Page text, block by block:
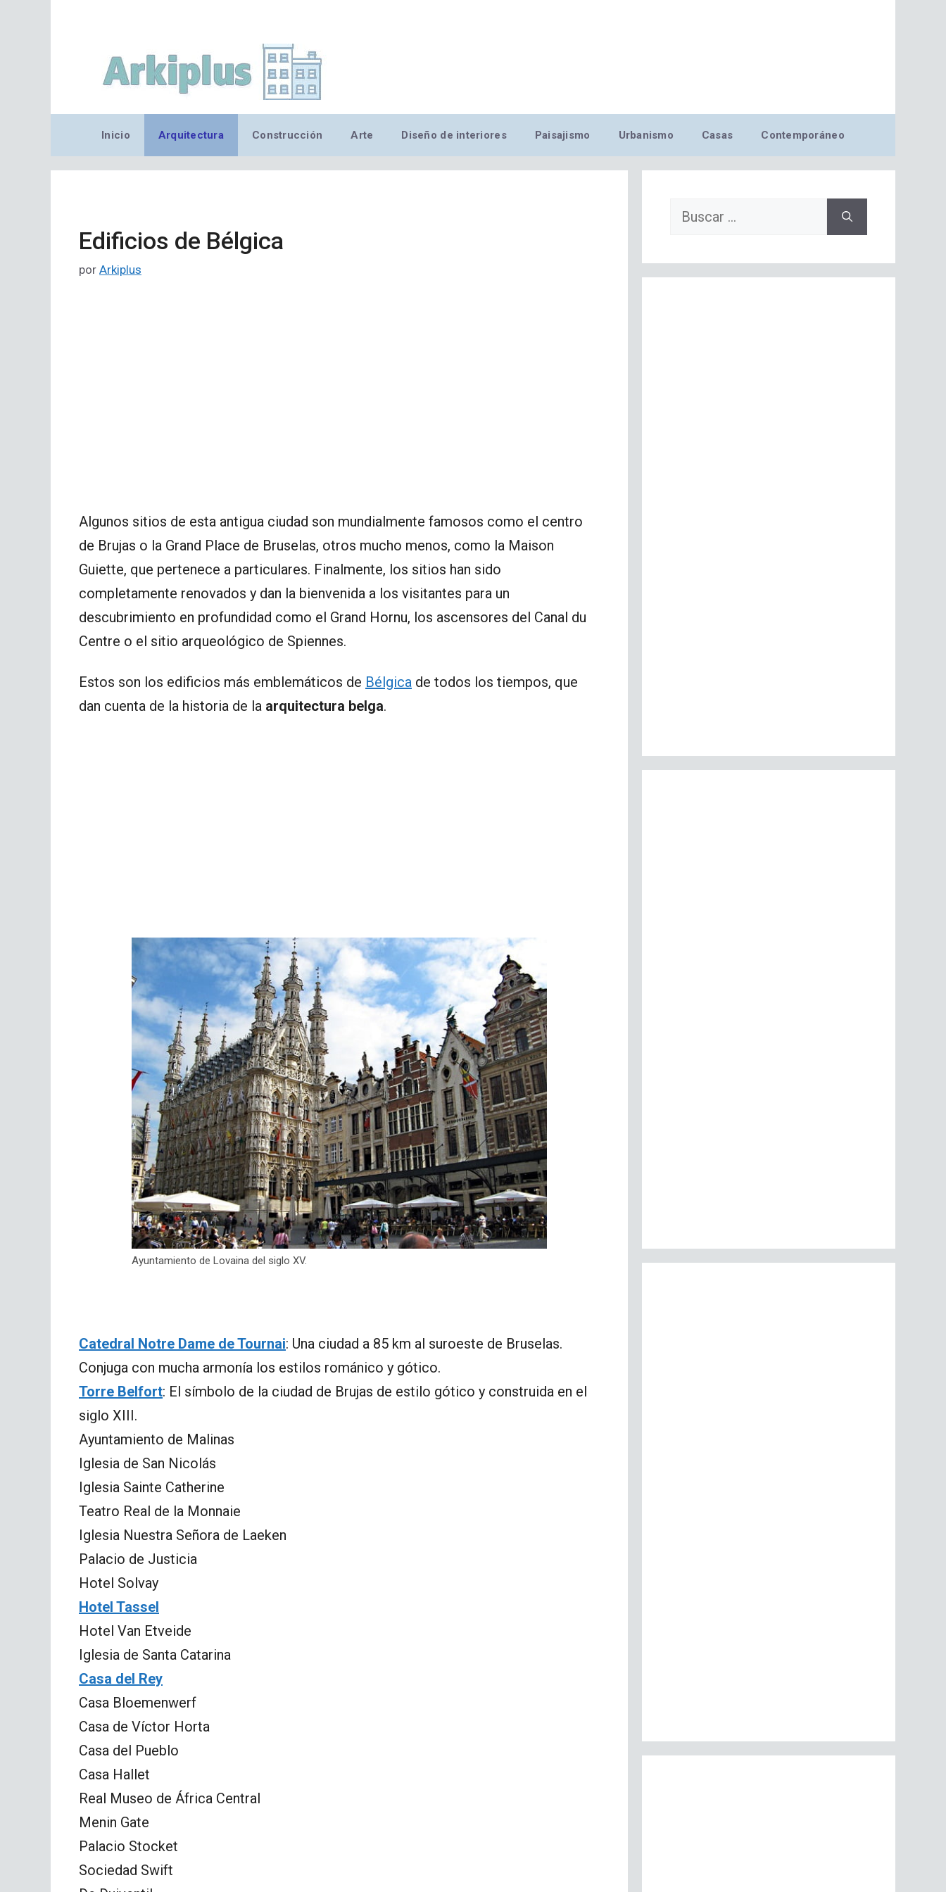
Inicio Arquitectura Construcción Arte Diseño de interiores Paisajismo Urbanismo Casas Contemporáneo
Edificios de Bélgica
por Arkiplus
Algunos sitios de esta antigua ciudad son mundialmente famosos como el centro
de Brujas o la Grand Place de Bruselas, otros mucho menos, como la Maison
Guiette, que pertenece a particulares. Finalmente, los sitios han sido
completamente renovados y dan la bienvenida a los visitantes para un
descubrimiento en profundidad como el Grand Hornu, los ascensores del Canal du
Centre o el sitio arqueológico de Spiennes.
Estos son los edificios más emblemáticos de Bélgica de todos los tiempos, que
dan cuenta de la historia de la arquitectura belga.
Ayuntamiento de Lovaina del siglo XV.
Catedral Notre Dame de Tournai: Una ciudad a 85 km al suroeste de Bruselas.
Conjuga con mucha armonía los estilos románico y gótico.
Torre Belfort: El símbolo de la ciudad de Brujas de estilo gótico y construida en el
siglo XIII.
Ayuntamiento de Malinas
Iglesia de San Nicolás
Iglesia Sainte Catherine
Teatro Real de la Monnaie
Iglesia Nuestra Señora de Laeken
Palacio de Justicia
Hotel Solvay
Hotel Tassel
Hotel Van Etveide
Iglesia de Santa Catarina
Casa del Rey
Casa Bloemenwerf
Casa de Víctor Horta
Casa del Pueblo
Casa Hallet
Real Museo de África Central
Menin Gate
Palacio Stocket
Sociedad Swift
Buscar: